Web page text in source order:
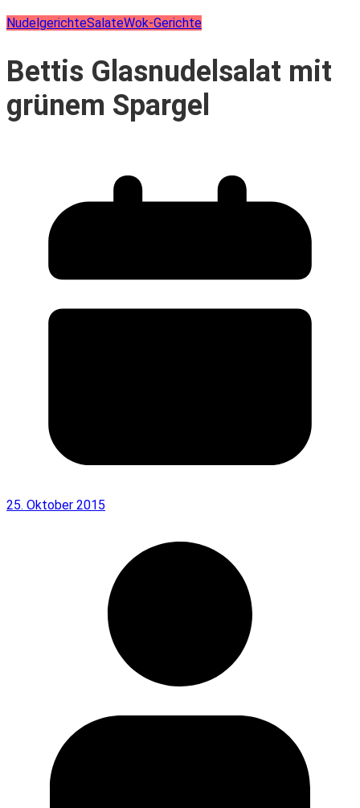
NudelgerichteSalateWok-Gerichte
Bettis Glasnudelsalat mit
grünem Spargel
25. Oktober 2015